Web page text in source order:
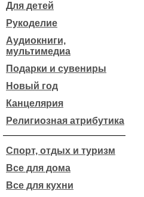
Для детей
Рукоделие
Аудиокниги,
мультимедиа
Подарки и сувениры
Новый год
Канцелярия
Религиозная атрибутика
Спорт, отдых и туризм
Все для дома
Все для кухни